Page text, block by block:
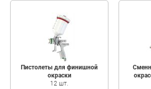
Пистолеты для финишной
окраски
12 шт.